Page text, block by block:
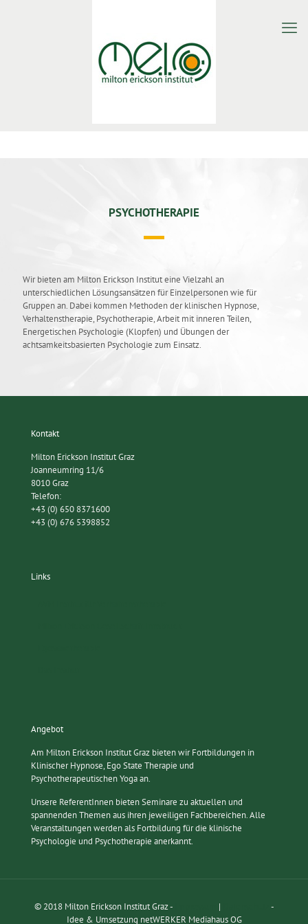
PSYCHOTHERAPIE
Wir bieten am Milton Erickson Institut eine Vielzahl an
unterschiedlichen Lösungsansätzen für Einzelpersonen wie für
Gruppen an. Dabei kommen Methoden der klinischen Hypnose,
Verhaltenstherapie, Psychotherapie, Arbeit mit inneren Teilen,
Energetischen Psychologie (Klopfen) und Übungen der
achtsamkeitsbasierten Psychologie zum Einsatz.
Kontakt
Milton Erickson Institut Graz
Joanneumring 11/6
8010 Graz
Telefon:
+43 (0) 650 8371600
+43 (0) 676 5398852
Links
Angebot
Am Milton Erickson Institut Graz bieten wir Fortbildungen in
Klinischer Hypnose, Ego State Therapie und
Psychotherapeutischen Yoga an.
Unsere ReferentInnen bieten Seminare zu aktuellen und
spannenden Themen aus ihren jeweiligen Fachbereichen. Alle
Veranstaltungen werden als Fortbildung für die klinische
Psychologie und Psychotherapie anerkannt.
© 2018 Milton Erickson Institut Graz - |
-
Idee & Umsetzung netWERKER Mediahaus OG